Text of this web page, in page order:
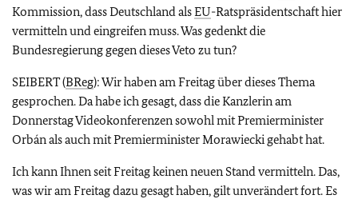
Kommission, dass Deutschland alsEU-Ratspräsidentschaft hier
vermitteln und eingreifen muss. Was gedenkt die
Bundesregierung gegen dieses Veto zu tun?
SEIBERT (BReg): Wir haben am Freitag über dieses Thema
gesprochen. Da habe ich gesagt, dass die Kanzlerin am
Donnerstag Videokonferenzen sowohl mit Premierminister
Orbán als auch mit Premierminister Morawiecki gehabt hat.
Ich kann Ihnen seit Freitag keinen neuen Stand vermitteln. Das,
was wir am Freitag dazu gesagt haben, gilt unverändert fort. Es